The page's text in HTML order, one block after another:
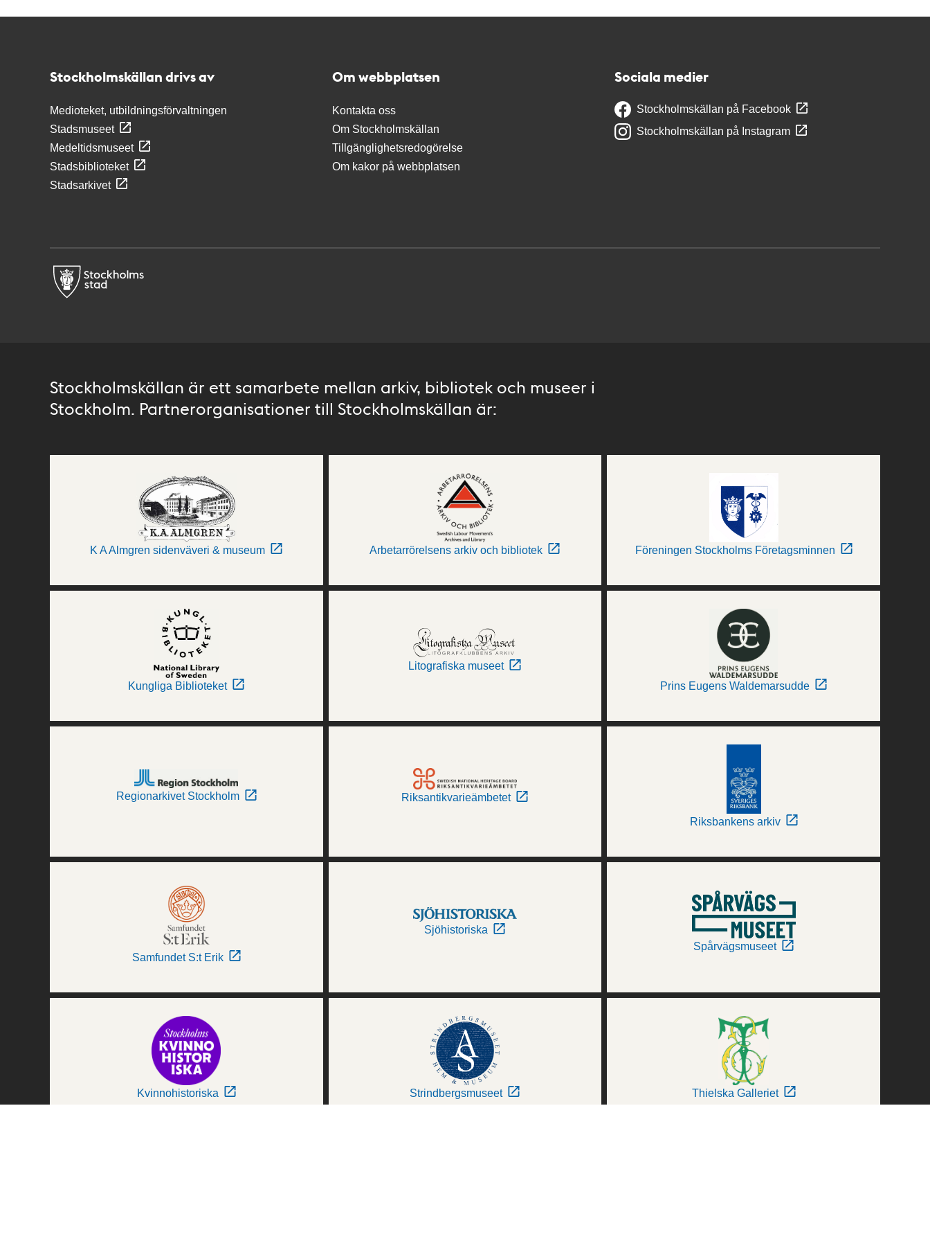
Stockholmskällan drivs av
Medioteket, utbildningsförvaltningen
Stadsmuseet
Medeltidsmuseet
Stadsbiblioteket
Stadsarkivet
Om webbplatsen
Kontakta oss
Om Stockholmskällan
Tillgänglighetsredogörelse
Om kakor på webbplatsen
Sociala medier
Stockholmskällan på Facebook
Stockholmskällan på Instagram
Stockholmskällan är ett samarbete mellan arkiv, bibliotek och museer i
Stockholm. Partnerorganisationer till Stockholmskällan är:
K A Almgren sidenväveri & museum Arbetarrörelsens arkiv och bibliotek Föreningen Stockholms Företagsminnen
Kungliga Biblioteket
Litografiska museet
Prins Eugens Waldemarsudde
Regionarkivet Stockholm Riksantikvarieämbetet
Riksbankens arkiv
Samfundet S:t Erik
Sjöhistoriska
Spårvägsmuseet
Kvinnohistoriska Strindbergsmuseet Thielska Galleriet